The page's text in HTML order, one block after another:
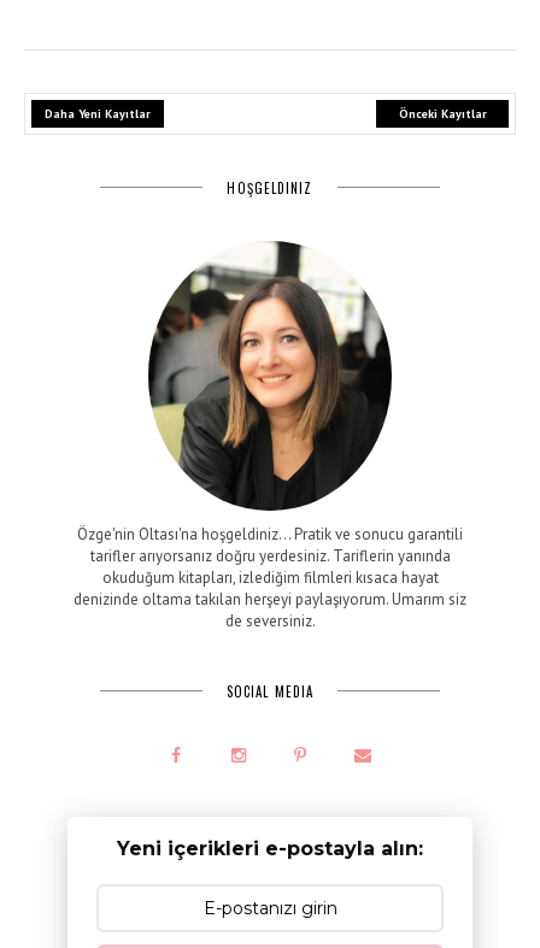
Daha Yeni Kayıtlar Önceki Kayıtlar
HOŞGELDINIZ
Özge'nin Oltası'na hoşgeldiniz... Pratik ve sonucu garantili
tarifler arıyorsanız doğru yerdesiniz. Tariflerin yanında
okuduğum kitapları, izlediğim filmleri kısaca hayat
denizinde oltama takılan herşeyi paylaşıyorum. Umarım siz
de seversiniz.
SOCIAL MEDIA
Yeni içerikleri e-postayla alın: